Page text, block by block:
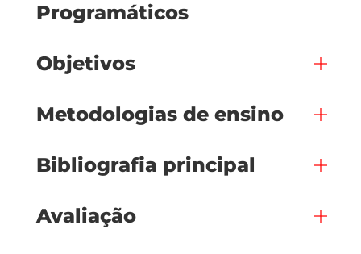
Programáticos
Objetivos
Metodologias de ensino
Bibliografia principal
Avaliação